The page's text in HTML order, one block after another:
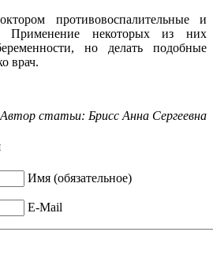
противовоспалительные и
Применение некоторых из них
но делать подобные
врач.
Автор статьи: Брисс Анна Сергеевна
Имя (обязательное)
E-Mail